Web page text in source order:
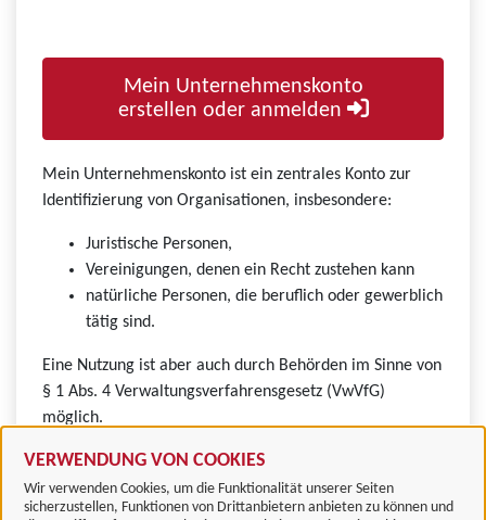
VERWENDUNG VON COOKIES
Wir verwenden Cookies, um die Funktionalität unserer Seiten
sicherzustellen, Funktionen von Drittanbietern anbieten zu können und
Mein Unternehmenskonto
erstellen oder anmelden
Mein Unternehmenskonto ist ein zentrales Konto zur
Identifizierung von Organisationen, insbesondere:
Juristische Personen,
Vereinigungen, denen ein Recht zustehen kann
natürliche Personen, die beruflich oder gewerblich
tätig sind.
Eine Nutzung ist aber auch durch Behörden im Sinne von
§ 1 Abs. 4 Verwaltungsverfahrensgesetz (VwVfG)
möglich.